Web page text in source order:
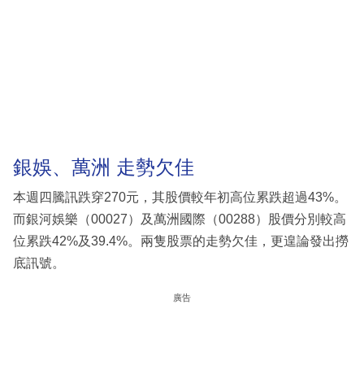
銀娛、萬洲 走勢欠佳
本週四騰訊跌穿270元，其股價較年初高位累跌超過43%。
而銀河娛樂（00027）及萬洲國際（00288）股價分別較高
位累跌42%及39.4%。兩隻股票的走勢欠佳，更遑論發出撈
底訊號。
廣告